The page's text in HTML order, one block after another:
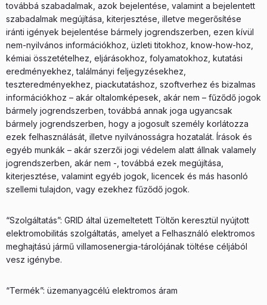
továbbá szabadalmak, azok bejelentése, valamint a bejelentett
szabadalmak megújítása, kiterjesztése, illetve megerősítése
iránti igények bejelentése bármely jogrendszerben, ezen kívül
nem-nyilvános információkhoz, üzleti titokhoz, know-how-hoz,
kémiai összetételhez, eljárásokhoz, folyamatokhoz, kutatási
eredményekhez, találmányi feljegyzésekhez,
teszteredményekhez, piackutatáshoz, szoftverhez és bizalmas
információkhoz – akár oltalomképesek, akár nem – fűződő jogok
bármely jogrendszerben, továbbá annak joga ugyancsak
bármely jogrendszerben, hogy a jogosult személy korlátozza
ezek felhasználását, illetve nyilvánosságra hozatalát. Írások és
egyéb munkák – akár szerzői jogi védelem alatt állnak valamely
jogrendszerben, akár nem -, továbbá ezek megújítása,
kiterjesztése, valamint egyéb jogok, licencek és más hasonló
szellemi tulajdon, vagy ezekhez fűződő jogok.
“Szolgáltatás”: GRID által üzemeltetett Töltőn keresztül nyújtott
elektromobilitás szolgáltatás, amelyet a Felhasználó elektromos
meghajtású jármű villamosenergia-tárolójának töltése céljából
vesz igénybe.
“Termék”: üzemanyagcélú elektromos áram